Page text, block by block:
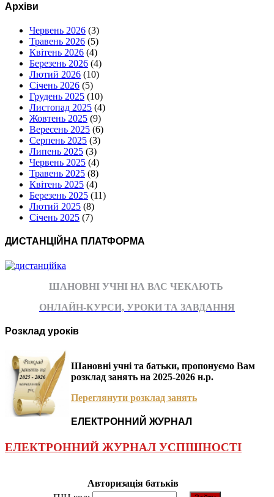
Архіви
Червень 2026 (3)
Травень 2026 (5)
Квітень 2026 (4)
Березень 2026 (4)
Лютий 2026 (10)
Січень 2026 (5)
Грудень 2025 (10)
Листопад 2025 (4)
Жовтень 2025 (9)
Вересень 2025 (6)
Серпень 2025 (3)
Липень 2025 (3)
Червень 2025 (4)
Травень 2025 (8)
Квітень 2025 (4)
Березень 2025 (11)
Лютий 2025 (8)
Січень 2025 (7)
ДИСТАНЦІЙНА ПЛАТФОРМА
ШАНОВНІ УЧНІ НА ВАС ЧЕКАЮТЬ
ОНЛАЙН-КУРСИ, УРОКИ ТА ЗАВДАННЯ
Розклад уроків
Шановні учні та батьки, пропонуємо Вам
розклад занять на 2025-2026 н.р.
Переглянути розклад занять
ЕЛЕКТРОННИЙ ЖУРНАЛ
ЕЛЕКТРОННИЙ ЖУРНАЛ УСПІШНОСТІ
Авторизація батьків